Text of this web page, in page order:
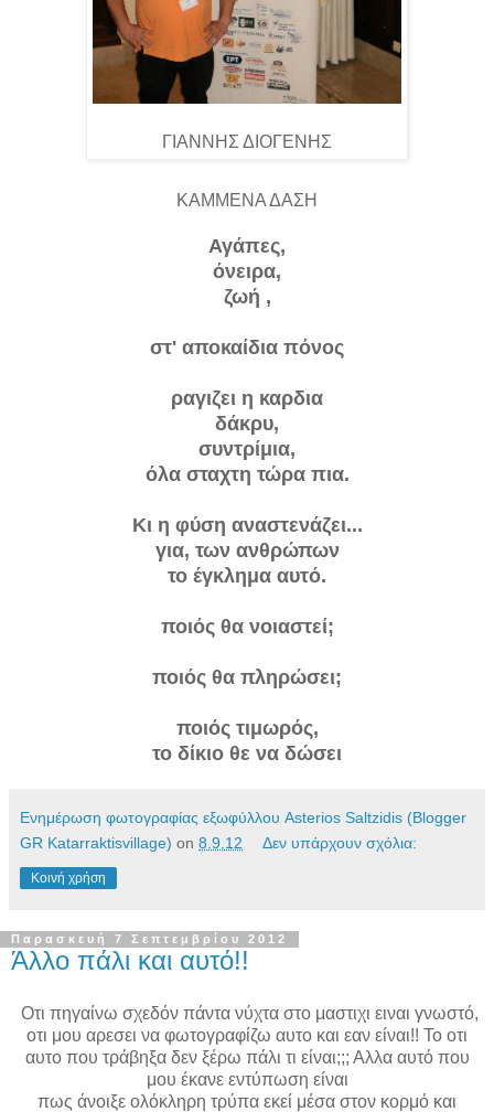
ΓΙΑΝΝΗΣ ΔΙΟΓΕΝΗΣ
ΚΑΜΜΕΝΑ ΔΑΣΗ
Αγάπες,
όνειρα,
ζωή ,
στ' αποκαίδια πόνος
ραγιζει η καρδια
δάκρυ,
συντρίμια,
όλα σταχτη τώρα πια.
Κι η φύση αναστενάζει...
για, των ανθρώπων
το έγκλημα αυτό.
ποιός θα νοιαστεί;
ποιός θα πληρώσει;
ποιός τιμωρός,
το δίκιο θε να δώσει
Ενημέρωση φωτογραφίας εξωφύλλου Asterios Saltzidis (Blogger
GR Katarraktisvillage) on 8.9.12 Δεν υπάρχουν σχόλια:
Κοινή χρήση
Παρασκευή 7 Σεπτεμβρίου 2012
Άλλο πάλι και αυτό!!
Οτι πηγαίνω σχεδόν πάντα νύχτα στο μαστιχι ειναι γνωστό,
οτι μου αρεσει να φωτογραφίζω αυτο και εαν είναι!! Το οτι
αυτο που τράβηξα δεν ξέρω πάλι τι είναι;;; Αλλα αυτό που
μου έκανε εντύπωση είναι
πως άνοιξε ολόκληρη τρύπα εκεί μέσα στον κορμό και